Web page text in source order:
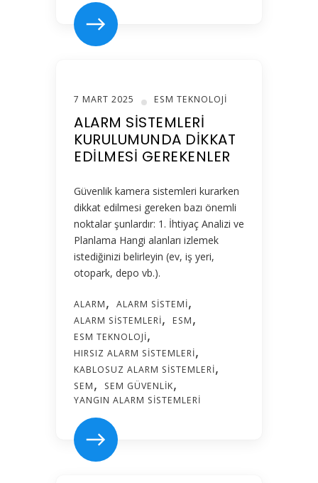
7 MART 2025 ESM TEKNOLOJI
ALARM SISTEMLERI
KURULUMUNDA DIKKAT
EDILMESI GEREKENLER
Güvenlik kamera sistemleri kurarken
dikkat edilmesi gereken bazı önemli
noktalar şunlardır: 1. İhtiyaç Analizi ve
Planlama Hangi alanları izlemek
istediğinizi belirleyin (ev, iş yeri,
otopark, depo vb.).
ALARM
ALARM SISTEMI
ALARM SISTEMLERI
ESM
ESM TEKNOLOJI
HIRSIZ ALARM SISTEMLERI
KABLOSUZ ALARM SISTEMLERI
SEM
SEM GÜVENLIK
YANGIN ALARM SISTEMLERI